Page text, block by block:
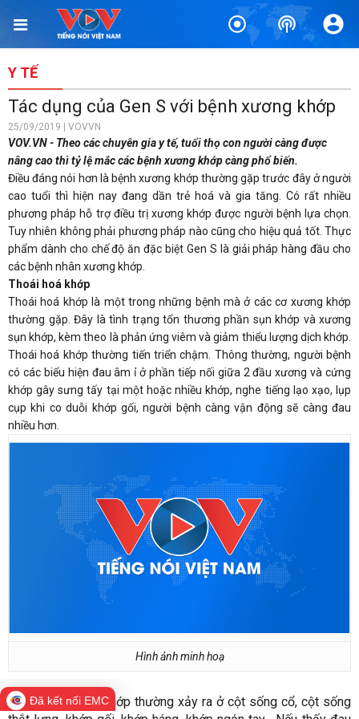
Y TẾ
Tác dụng của Gen S với bệnh xương khớp
25/09/2019 | VOVVN
VOV.VN - Theo các chuyên gia y tế, tuổi thọ con người càng được
nâng cao thì tỷ lệ mắc các bệnh xương khớp càng phổ biến.
Điều đáng nói hơn là bệnh xương khớp thường gặp trước đây ở người
cao tuổi thì hiện nay đang dần trẻ hoá và gia tăng. Có rất nhiều
phương pháp hỗ trợ điều trị xương khớp được người bệnh lựa chọn.
Tuy nhiên không phải phương pháp nào cũng cho hiệu quả tốt. Thực
phẩm dành cho chế độ ăn đặc biệt Gen S là giải pháp hàng đầu cho
các bệnh nhân xương khớp.
Thoái hoá khớp
Thoái hoá khớp là một trong những bệnh mà ở các cơ xương khớp
thường gặp. Đây là tình trạng tổn thương phần sụn khớp và xương
sụn khớp, kèm theo là phản ứng viêm và giảm thiểu lượng dịch khớp.
Thoái hoá khớp thường tiến triển chậm. Thông thường, người bệnh
có các biểu hiện đau âm ỉ ở phần tiếp nối giữa 2 đầu xương và cứng
khớp gây sưng tấy tại một hoặc nhiều khớp, nghe tiếng lạo xạo, lụp
cụp khi co duỗi khớp gối, người bệnh càng vận động sẽ càng đau
nhiều hơn.
Hình ảnh minh hoạ
Chứng thoái hoá khớp thường xảy ra ở cột sống cổ, cột sống
Đã kết nối EMC